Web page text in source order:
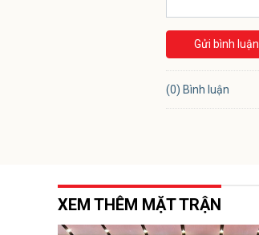
Gửi bình luận
(0) Bình luận
XEM THÊM MẶT TRẬN